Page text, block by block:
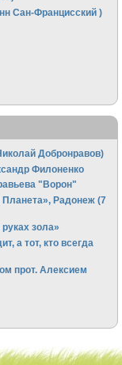
Сан-Францисский )
Добронравов)
Филоненко
"Ворон"
Радонеж (7
зола»
а тот, кто всегда
прот. Алексием